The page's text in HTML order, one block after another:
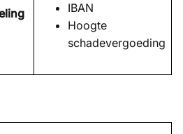
IBAN
Hoogte
schadevergoeding